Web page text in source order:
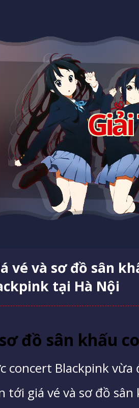
vé và sơ đồ sân
tại Hà Nội
đồ sân khấu
concert Blackpink vừa
tới giá vé và sơ đồ